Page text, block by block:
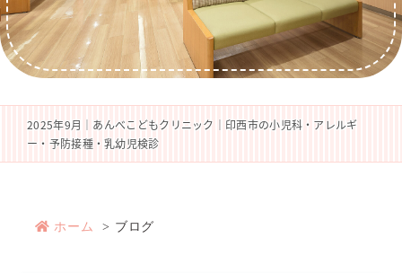
2025年9月｜あんべこどもクリニック｜印西市の小児科・アレルギ
ー・予防接種・乳幼児検診
ホーム ブログ